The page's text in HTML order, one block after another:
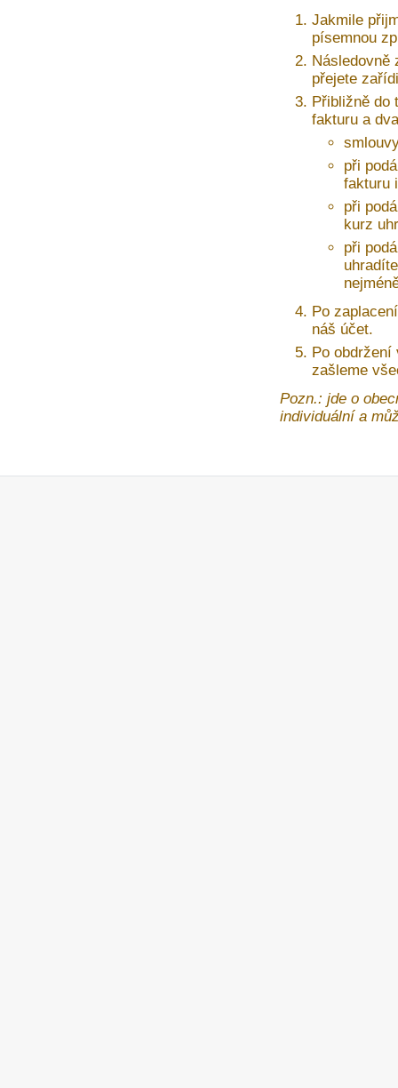
Jakmile
písemnou
Následovně
přejete
Přibližně do
fakturu a
při
fakturu
při
kurz
při
Po
náš účet.
Po obdržení
zašleme
Pozn.: jde o
individuální a